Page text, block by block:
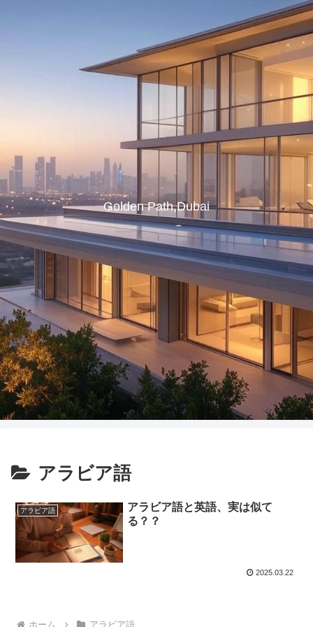
Golden Path,Dubai
アラビア語
アラビア語
アラビア語と英語、実は似て
る？？
2025.03.22
ホーム アラビア語